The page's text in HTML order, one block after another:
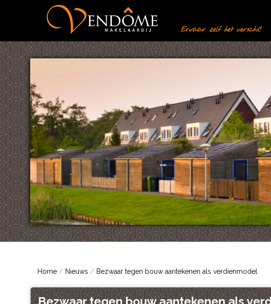
Ervaar zelf het verschil!
Home Nieuws Bezwaar tegen bouw aantekenen als verdienmodel
Bezwaar tegen bouw aantekenen als